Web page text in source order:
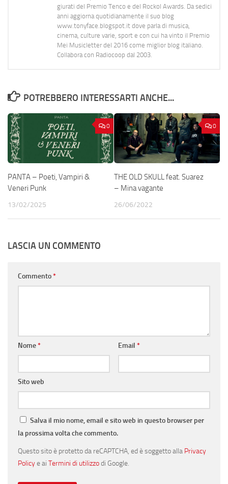
giurati del Premio Tenco e del Rockol Awards. Da sedici
anni aggiorna quotidianamente il suo blog
www.tonyface.blogspot.it dove parla di musica,
cinema, culture varie, sport e con cui ha vinto il Premio
Mei Musicletter del 2016 come miglior blog italiano.
Collabora con Radiocoop dal 2003.
POTREBBERO INTERESSARTI ANCHE...
0
PANTA – Poeti, Vampiri &
Veneri Punk
13/02/2025
0
THE OLD SKULL feat. Suarez
– Mina vagante
26/06/2022
LASCIA UN COMMENTO
Commento*
Nome* Email *
Sito web
Salva il mio nome, email e sito web in questo browser per
la prossima volta che commento.
Questo sito è protetto da reCAPTCHA, ed è soggetto alla Privacy
Policye ai Termini di utilizzodi Google.